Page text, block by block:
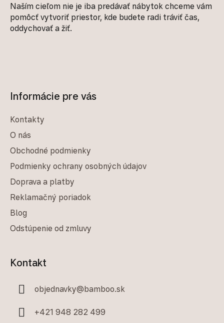
Naším cieľom nie je iba predávať nábytok chceme vám
pomôcť vytvoriť priestor, kde budete radi tráviť čas,
oddychovať a žiť.
Informácie pre vás
Kontakty
O nás
Obchodné podmienky
Podmienky ochrany osobných údajov
Doprava a platby
Reklamačný poriadok
Blog
Odstúpenie od zmluvy
Kontakt
objednavky@bamboo.sk
+421 948 282 499